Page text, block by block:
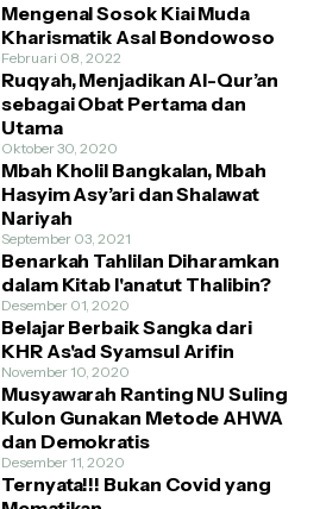
Mengenal Sosok Kiai Muda
Kharismatik Asal Bondowoso
Februari 08, 2022
Ruqyah, Menjadikan Al-Qur’an
sebagai Obat Pertama dan
Utama
Oktober 30, 2020
Mbah Kholil Bangkalan, Mbah
Hasyim Asy’ari dan Shalawat
Nariyah
September 03, 2021
Benarkah Tahlilan Diharamkan
dalam Kitab I'anatut Thalibin?
Desember 01, 2020
Belajar Berbaik Sangka dari
KHR As'ad Syamsul Arifin
November 10, 2020
Musyawarah Ranting NU Suling
Kulon Gunakan Metode AHWA
dan Demokratis
Desember 11, 2020
Ternyata!!! Bukan Covid yang